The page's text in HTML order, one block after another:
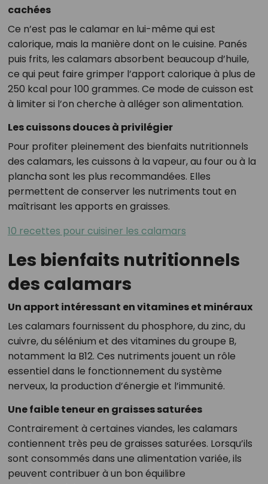
cachées
Ce n’est pas le calamar en lui-même qui est
calorique, mais la manière dont on le cuisine. Panés
puis frits, les calamars absorbent beaucoup d’huile,
ce qui peut faire grimper l’apport calorique à plus de
250 kcal pour 100 grammes. Ce mode de cuisson est
à limiter si l’on cherche à alléger son alimentation.
Les cuissons douces à privilégier
Pour profiter pleinement des bienfaits nutritionnels
des calamars, les cuissons à la vapeur, au four ou à la
plancha sont les plus recommandées. Elles
permettent de conserver les nutriments tout en
maîtrisant les apports en graisses.
10 recettes pour cuisiner les calamars
Les bienfaits nutritionnels
des calamars
Un apport intéressant en vitamines et minéraux
Les calamars fournissent du phosphore, du zinc, du
cuivre, du sélénium et des vitamines du groupe B,
notamment la B12. Ces nutriments jouent un rôle
essentiel dans le fonctionnement du système
nerveux, la production d’énergie et l’immunité.
Une faible teneur en graisses saturées
Contrairement à certaines viandes, les calamars
contiennent très peu de graisses saturées. Lorsqu’ils
sont consommés dans une alimentation variée, ils
peuvent contribuer à un bon équilibre